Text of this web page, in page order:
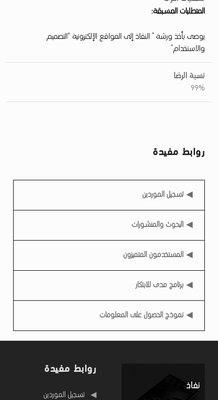
ا
ص
ل
ا
ل
ا
ا
المتطلبات المسبقة:
يوصى بأخذ ورشة ” النفاذ إلى المواقع الإلكترونية “التصميم
والاستخدام”
نسبة الرضا
99%
روابط مفيدة
روابط مفيدة
تسجيل الموردين
البحوث والمنشورات
المستخدمون المتميزون
برنامج مدى للابتكار
نموذج الحصول على المعلومات
نفاذ
روابط مفيدة
تسجيل الموردين